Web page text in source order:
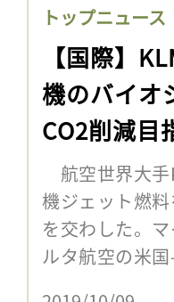
トップニュース
【国際】
機のバイオ
CO2削減目
航空世界大手
機ジェット燃
を交わした。
ルタ航空の米